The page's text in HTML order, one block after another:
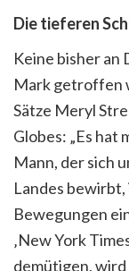
Die tieferen
Keine bisher an
Mark getroffen
Sätze Meryl
Globes: „Es hat
Mann, der sich
Landes
Bewegungen
‚New York
demütigen, wird